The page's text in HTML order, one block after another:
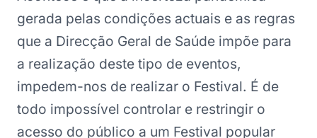
gerada pelas condições actuais e as regras
que a Direcção Geral de Saúde impõe para
a realização deste tipo de eventos,
impedem-nos de realizar o Festival. É de
todo impossível controlar e restringir o
acesso do público a um Festival popular